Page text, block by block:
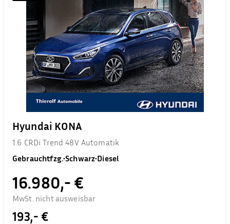
Hyundai KONA
1.6 CRDi Trend 48V Automatik
Gebrauchtfzg.•Schwarz•Diesel
16.980,- €
MwSt. nicht ausweisbar
193,- €